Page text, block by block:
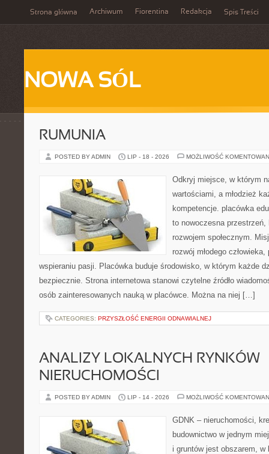
Strona główna Archiwum Fiorentina Redakcja Spis Treści
NOWA SÓL
RUMUNIA
POSTED BY ADMIN LIP - 18 - 2026 MOŻLIWOŚĆ
Odkryj miejsce, w którym
wartościami, a młodzież
kompetencje. placówka
to nowoczesna
rozwojem społecznym.
rozwój młodego
wspieraniu pasji. Placówka buduje środowisko, w którym każde
bezpiecznie. Strona internetowa stanowi czytelne źródło
osób zainteresowanych nauką w placówce. Można na niej […]
CATEGORIES: PRZYSZŁOŚĆ ENERGII ODNAWIALNEJ
ANALIZY LOKALNYCH RYNKÓW
NIERUCHOMOŚCI
POSTED BY ADMIN LIP - 14 - 2026 MOŻLIWOŚĆ
GDNK – nieruchomości,
budownictwo w jednym
i gruntów jest obszarem, w